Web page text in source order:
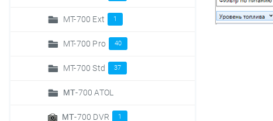
MT-700 Ext 1
MT-700 Pro 40
MT-700 Std 37
МТ-700 ATOL
МТ-700 DVR 1